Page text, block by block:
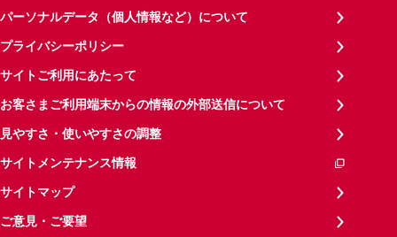
パーソナルデータ（個人情報など）について
プライバシーポリシー
サイトご利用にあたって
お客さまご利用端末からの情報の外部送信について
見やすさ・使いやすさの調整
サイトメンテナンス情報
サイトマップ
ご意見・ご要望